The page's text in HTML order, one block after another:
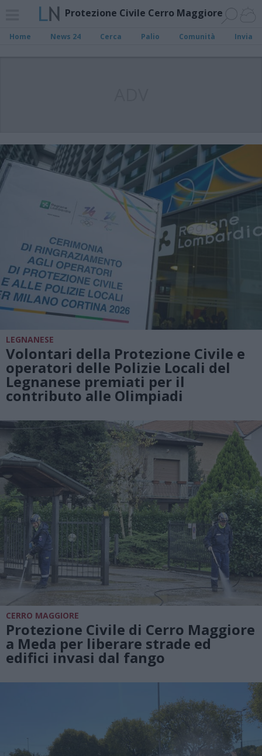
Protezione Civile Cerro Maggiore
Home News 24 Cerca Palio Comunità Invia
LEGNANESE
Volontari della Protezione Civile e
operatori delle Polizie Locali del
Legnanese premiati per il
contributo alle Olimpiadi
CERRO MAGGIORE
Protezione Civile di Cerro Maggiore
a Meda per liberare strade ed
edifici invasi dal fango